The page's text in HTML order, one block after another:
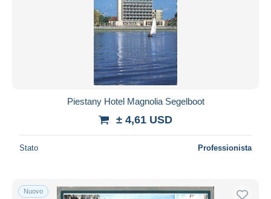
Piestany Hotel Magnolia Segelboot
± 4,61 USD
Stato Professionista
Nuovo